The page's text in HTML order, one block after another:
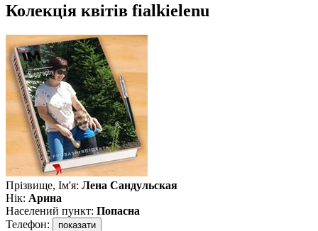
Колекція квітів fialkielenu
Прізвище, Ім'я: Лена Сандульская
Нік: Арина
Населений пункт: Попасна
Телефон:
показати